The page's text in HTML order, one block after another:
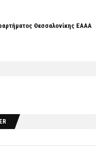
Θεσσαλονίκης ΕΑΑΑ